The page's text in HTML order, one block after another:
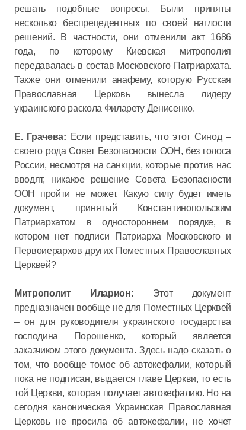
решать подобные вопросы. Были приняты
несколько беспрецедентных по своей наглости
решений. В частности, они отменили акт 1686
года, по которому Киевская митрополия
передавалась в состав Московского Патриархата.
Также они отменили анафему, которую Русская
Православная Церковь вынесла лидеру
украинского раскола Филарету Денисенко.
Е. Грачева: Если представить, что этот Синод –
своего рода Совет Безопасности ООН, без голоса
России, несмотря на санкции, которые против нас
вводят, никакое решение Совета Безопасности
ООН пройти не может. Какую силу будет иметь
документ, принятый Константинопольским
Патриархатом в одностороннем порядке, в
котором нет подписи Патриарха Московского и
Первоиерархов других Поместных Православных
Церквей?
Митрополит Иларион: Этот документ
предназначен вообще не для Поместных Церквей
– он для руководителя украинского государства
господина Порошенко, который является
заказчиком этого документа. Здесь надо сказать о
том, что вообще томос об автокефалии, который
пока не подписан, выдается главе Церкви, то есть
той Церкви, которая получает автокефалию. Но на
сегодня каноническая Украинская Православная
Церковь не просила об автокефалии, не хочет